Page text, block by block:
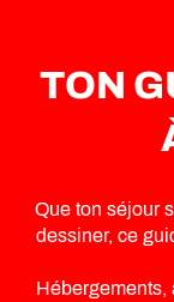
TON
Que ton séjour
dessiner, ce
Hébergements,